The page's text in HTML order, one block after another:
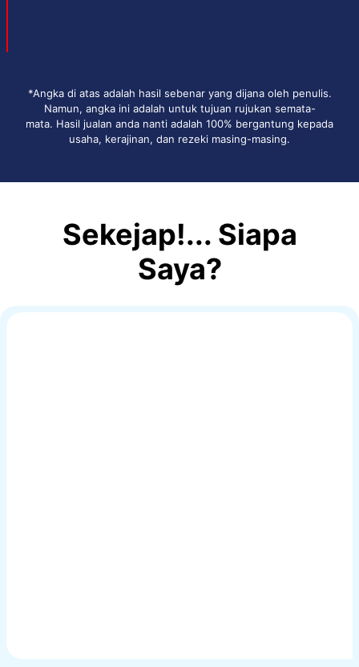
*Angka di atas adalah hasil sebenar yang dijana oleh penulis.
Namun, angka ini adalah untuk tujuan rujukan semata-
mata. Hasil jualan anda nanti adalah 100% bergantung kepada
usaha, kerajinan, dan rezeki masing-masing.
Sekejap!... Siapa
Saya?